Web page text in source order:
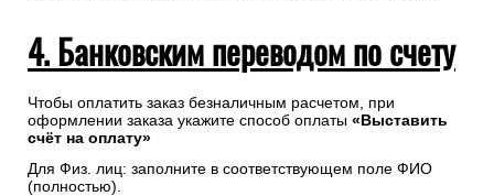
4. Банковским переводом по счету
Чтобы оплатить заказ безналичным расчетом, при
оформлении заказа укажите способ оплаты «Выставить
счёт на оплату»
Для Физ. лиц: заполните в соответствующем поле ФИО
(полностью).